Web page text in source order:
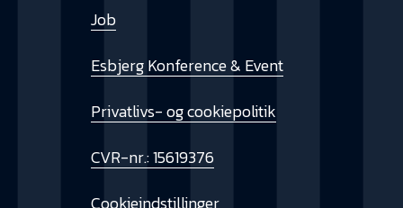
Job
Esbjerg Konference & Event
Privatlivs- og cookiepolitik
CVR-nr.: 15619376